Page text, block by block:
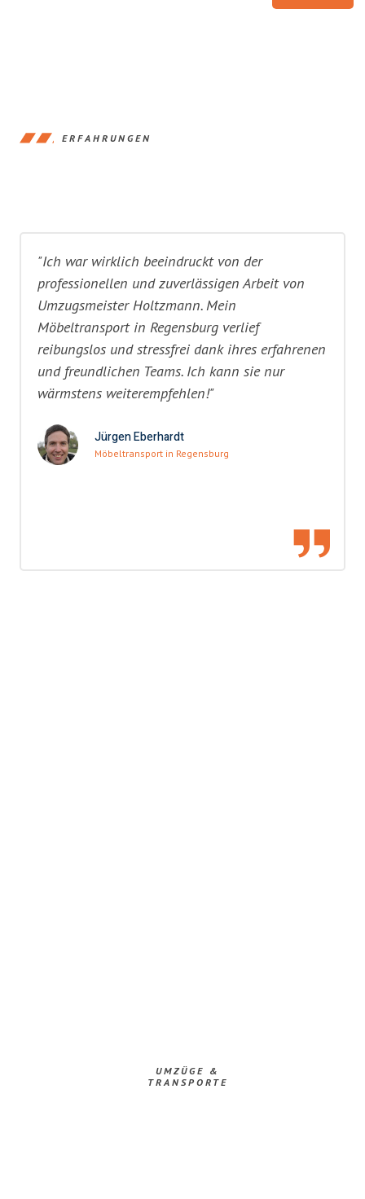
ERFAHRUNGEN
"Ich war wirklich beeindruckt von der
professionellen und zuverlässigen Arbeit von
Umzugsmeister Holtzmann. Mein
Möbeltransport in Regensburg verlief
reibungslos und stressfrei dank ihres erfahrenen
und freundlichen Teams. Ich kann sie nur
wärmstens weiterempfehlen!"
Jürgen Eberhardt
Möbeltransport in Regensburg
UMZÜGE &
TRANSPORTE